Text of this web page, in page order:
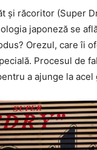
și răcoritor (Super
japoneză se
Orezul, care îi
Procesul de
a ajunge la acel